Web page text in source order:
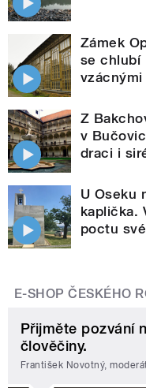
Zámek
se chlubí
vzácnými
Z
v
draci i
U Oseku
kaplička.
poctu
E-SHOP ČESKÉHO
Přijměte pozvání
člověčiny.
František Novotný,